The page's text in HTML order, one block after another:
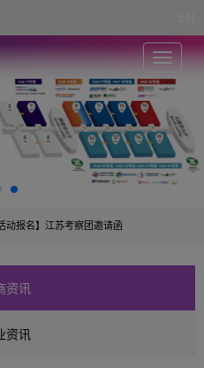
动报名】江苏考察团邀请函
资讯
资讯